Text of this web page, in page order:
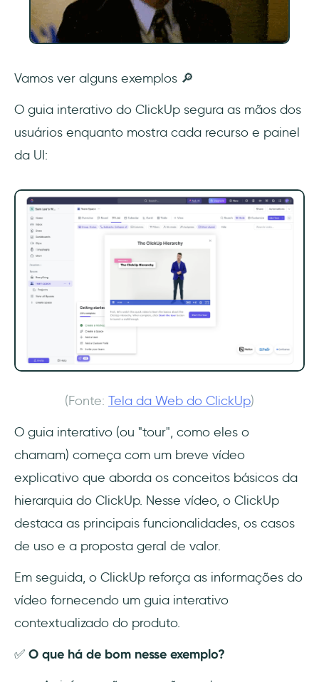
Vamos ver alguns exemplos 🔎
O guia interativo do ClickUp segura as mãos dos
usuários enquanto mostra cada recurso e painel
da UI:
(Fonte: Tela da Web do ClickUp)
O guia interativo (ou "tour", como eles o
chamam) começa com um breve vídeo
explicativo que aborda os conceitos básicos da
hierarquia do ClickUp. Nesse vídeo, o ClickUp
destaca as principais funcionalidades, os casos
de uso e a proposta geral de valor.
Em seguida, o ClickUp reforça as informações do
vídeo fornecendo um guia interativo
contextualizado do produto.
✅ O que há de bom nesse exemplo?